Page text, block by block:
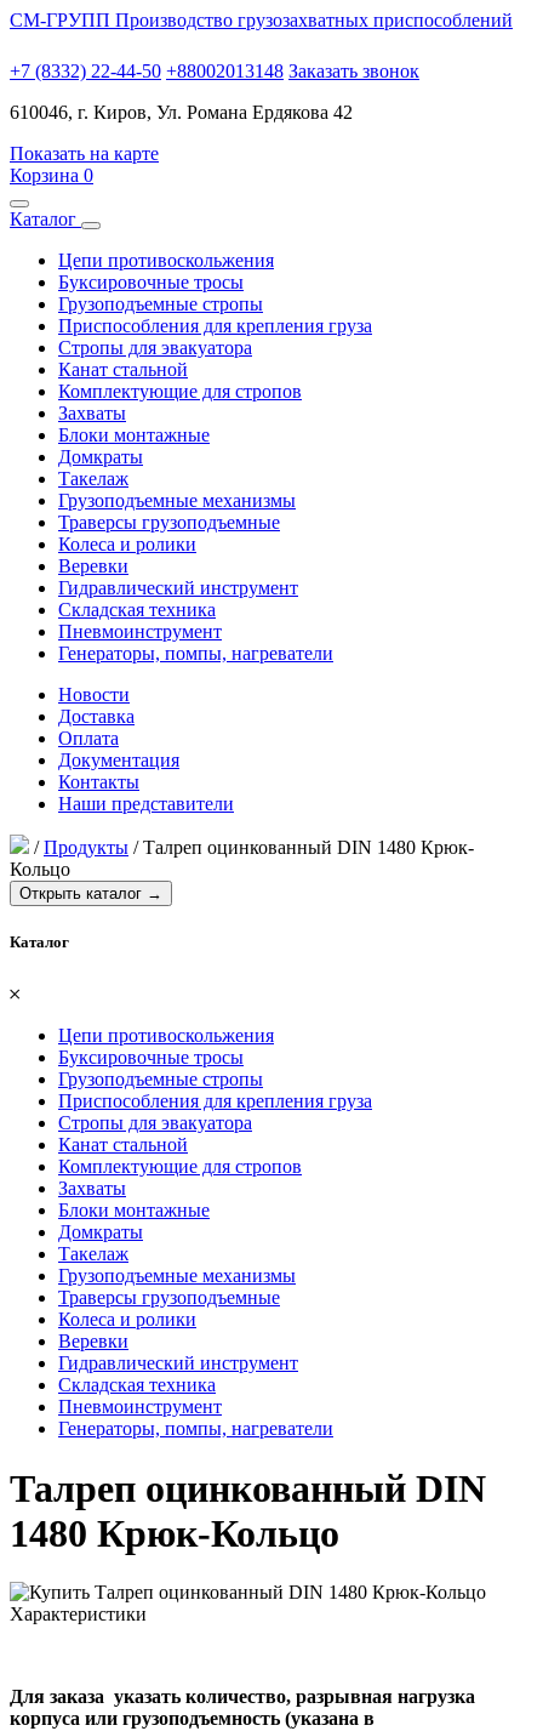
СМ-ГРУПП Производство грузозахватных приспособлений
+7 (8332) 22-44-50 +88002013148 Заказать звонок
610046, г. Киров, Ул. Романа Ердякова 42
Показать на карте
Корзина 0
Каталог
Цепи противоскольжения
Буксировочные тросы
Грузоподъемные стропы
Приспособления для крепления груза
Стропы для эвакуатора
Канат стальной
Комплектующие для стропов
Захваты
Блоки монтажные
Домкраты
Такелаж
Грузоподъемные механизмы
Траверсы грузоподъемные
Колеса и ролики
Веревки
Гидравлический инструмент
Складская техника
Пневмоинструмент
Генераторы, помпы, нагреватели
Новости
Доставка
Оплата
Документация
Контакты
Наши представители
/Продукты /Талреп оцинкованный DIN 1480 Крюк-
Кольцо
Открыть каталог →
Каталог
𐄂
Цепи противоскольжения
Буксировочные тросы
Грузоподъемные стропы
Приспособления для крепления груза
Стропы для эвакуатора
Канат стальной
Комплектующие для стропов
Захваты
Блоки монтажные
Домкраты
Такелаж
Грузоподъемные механизмы
Траверсы грузоподъемные
Колеса и ролики
Веревки
Гидравлический инструмент
Складская техника
Пневмоинструмент
Генераторы, помпы, нагреватели
Талреп оцинкованный DIN
1480 Крюк-Кольцо
Характеристики
Для заказа указать количество, разрывная нагрузка
корпуса или грузоподъемность (указана в